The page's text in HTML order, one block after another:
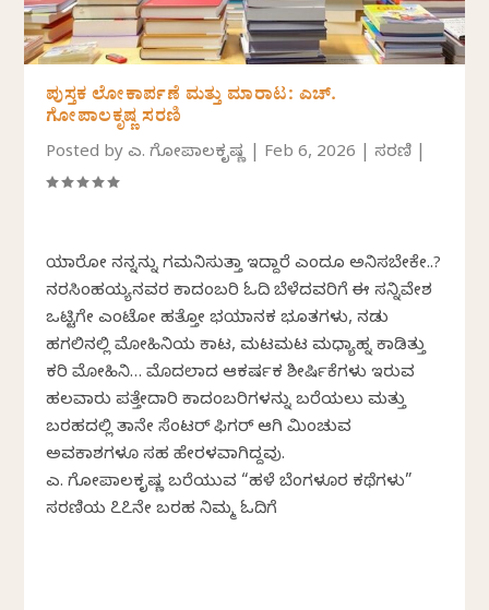
ಪುಸ್ತಕ ಲೋಕಾರ್ಪಣೆ ಮತ್ತು ಮಾರಾಟ: ಎಚ್.
ಗೋಪಾಲಕೃಷ್ಣ ಸರಣಿ
Posted byಎಚ್. ಗೋಪಾಲಕೃಷ್ಣ| Feb 6, 2026 |ಸರಣಿ
ಯಾರೋ ನನ್ನನ್ನು ಗಮನಿಸುತ್ತಾ ಇದ್ದಾರೆ ಎಂದೂ ಅನಿಸಬೇಕೇ..?
ನರಸಿಂಹಯ್ಯನವರ ಕಾದಂಬರಿ ಓದಿ ಬೆಳೆದವರಿಗೆ ಈ ಸನ್ನಿವೇಶ
ಒಟ್ಟಿಗೇ ಎಂಟೋ ಹತ್ತೋ ಭಯಾನಕ ಭೂತಗಳು, ನಡು
ಹಗಲಿನಲ್ಲಿ ಮೋಹಿನಿಯ ಕಾಟ, ಮಟಮಟ ಮಧ್ಯಾಹ್ನ ಕಾಡಿತ್ತು
ಕರಿ ಮೋಹಿನಿ… ಮೊದಲಾದ ಆಕರ್ಷಕ ಶೀರ್ಷಿಕೆಗಳು ಇರುವ
ಹಲವಾರು ಪತ್ತೇದಾರಿ ಕಾದಂಬರಿಗಳನ್ನು ಬರೆಯಲು ಮತ್ತು
ಬರಹದಲ್ಲಿ ತಾನೇ ಸೆಂಟರ್ ಫಿಗರ್ ಆಗಿ ಮಿಂಚುವ
ಅವಕಾಶಗಳೂ ಸಹ ಹೇರಳವಾಗಿದ್ದವು.
ಎಚ್. ಗೋಪಾಲಕೃಷ್ಣ ಬರೆಯುವ “ಹಳೆ ಬೆಂಗಳೂರ ಕಥೆಗಳು”
ಸರಣಿಯ ೭೭ನೇ ಬರಹ ನಿಮ್ಮ ಓದಿಗೆ